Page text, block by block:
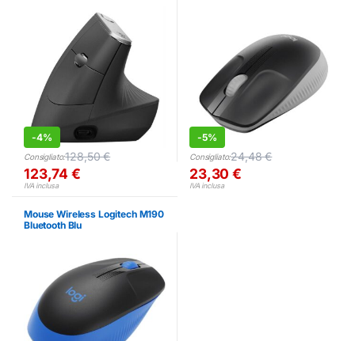
-4%
Consigliato:128,50€
123,74€
IVA inclusa
-5%
Consigliato:24,48€
23,30€
IVA inclusa
Mouse Wireless Logitech M190
Bluetooth Blu